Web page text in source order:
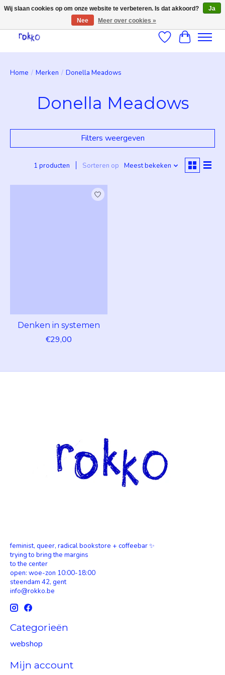
Verlanglijst
Home / Merken / Donella Meadows
Donella Meadows
Filters weergeven
1 producten Sorteren op Meest bekeken
Denken in systemen
€29,00
feminist, queer, radical bookstore + coffeebar ✨
trying to bring the margins
to the center
open: woe-zon 10:00-18:00
steendam 42, gent
info@rokko.be
Categorieën
webshop
Mijn account
Wij slaan cookies op om onze website te verbeteren. Is dat akkoord?
Ja
Nee
Meer over cookies »